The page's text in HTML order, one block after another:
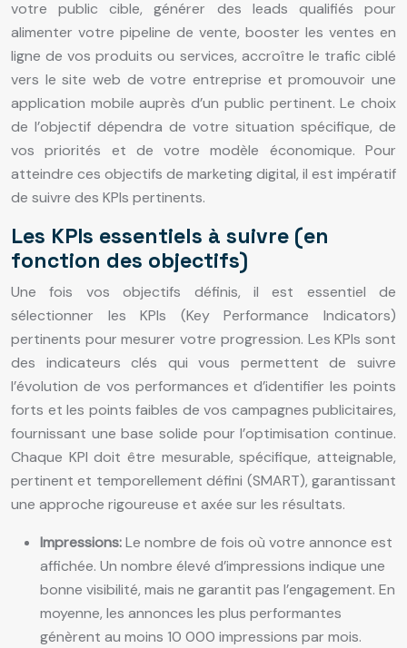
votre public cible, générer des leads qualifiés pour
alimenter votre pipeline de vente, booster les ventes en
ligne de vos produits ou services, accroître le trafic ciblé
vers le site web de votre entreprise et promouvoir une
application mobile auprès d’un public pertinent. Le choix
de l’objectif dépendra de votre situation spécifique, de
vos priorités et de votre modèle économique. Pour
atteindre ces objectifs de marketing digital, il est impératif
de suivre des KPIs pertinents.
Les KPIs essentiels à suivre (en
fonction des objectifs)
Une fois vos objectifs définis, il est essentiel de
sélectionner les KPIs (Key Performance Indicators)
pertinents pour mesurer votre progression. Les KPIs sont
des indicateurs clés qui vous permettent de suivre
l’évolution de vos performances et d’identifier les points
forts et les points faibles de vos campagnes publicitaires,
fournissant une base solide pour l’optimisation continue.
Chaque KPI doit être mesurable, spécifique, atteignable,
pertinent et temporellement défini (SMART), garantissant
une approche rigoureuse et axée sur les résultats.
Impressions:Le nombre de fois où votre annonce est
affichée. Un nombre élevé d’impressions indique une
bonne visibilité, mais ne garantit pas l’engagement. En
moyenne, les annonces les plus performantes
génèrent au moins 10 000 impressions par mois.